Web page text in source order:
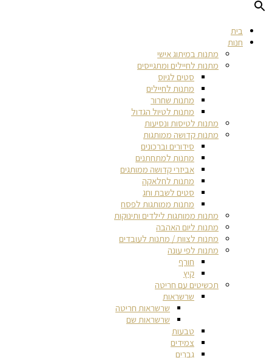
בית
חנות
מתנות במיתוג אישי
מתנות לחיילים ומתגייסים
סטים לגיוס
מתנות לחיילים
מתנות שחרור
מתנות לטיול הגדול
מתנות לטיסות ונסיעות
מתנות קדושה ממותגות
סידורים וברכונים
מתנות למתחתנים
אביזרי קדושה ממותגים
מתנות לחלאקה
סטים לשבת וחג
מתנות ממותגות לפסח
מתנות ממותגות לילדים ותינוקות
מתנות ליום האהבה
מתנות לצוות / מתנות לעובדים
מתנות לפי עונה
חורף
קיץ
תכשיטים עם חריטה
שרשראות
שרשראות חריטה
שרשראות שם
טבעות
צמידים
גברים